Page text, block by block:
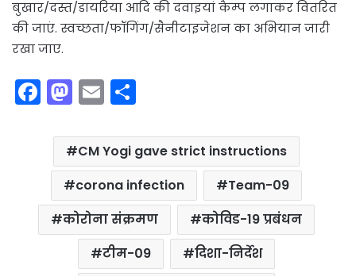
बुखार/दस्त/डायरिया आदि की दवाइयां कैम्प लगाकर वितरित
की जाएं. स्वच्छता/फॉगिंग/सैनीटाइजेशन का अभियान जारी
रखा जाए.
F
a
c
e
b
o
o
M
a
st
o
d
o
n
E
m
ai
l
ar
e
CM Yogi gave strict instructions
corona infection
Team-09
कोरोना संक्रमण
कोविड-19 प्रबंधन
टीम-09
दिशा-निर्देश